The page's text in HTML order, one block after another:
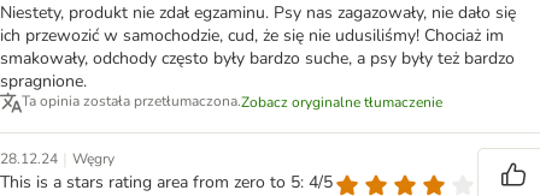
Niestety, produkt nie zdał egzaminu. Psy nas zagazowały, nie dało się
ich przewozić w samochodzie, cud, że się nie udusiliśmy! Chociaż im
smakowały, odchody często były bardzo suche, a psy były też bardzo
spragnione.
Ta opinia została przetłumaczona.Zobacz oryginalne tłumaczenie
28.12.24 | Węgry
This is a stars rating area from zero to 5: 4/5